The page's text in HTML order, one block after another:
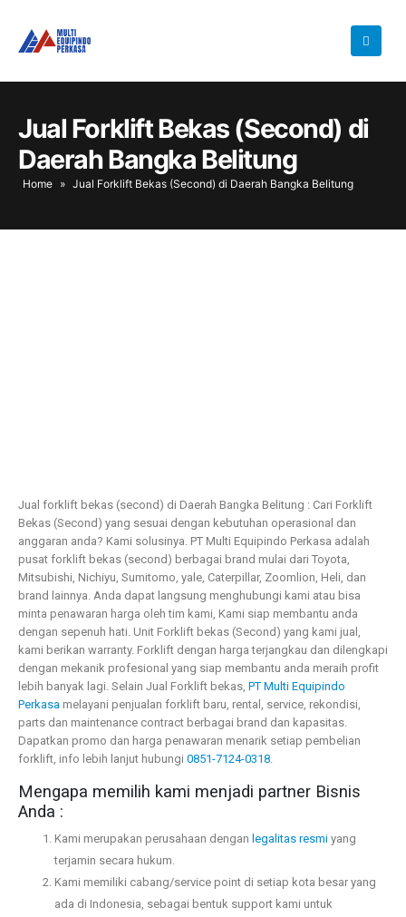
Jual Forklift Bekas (Second) di
Daerah Bangka Belitung
Home » Jual Forklift Bekas (Second) di Daerah Bangka Belitung
Jual forklift bekas (second) di Daerah Bangka Belitung : Cari Forklift
Bekas (Second) yang sesuai dengan kebutuhan operasional dan
anggaran anda? Kami solusinya. PT Multi Equipindo Perkasa adalah
pusat forklift bekas (second) berbagai brand mulai dari Toyota,
Mitsubishi, Nichiyu, Sumitomo, yale, Caterpillar, Zoomlion, Heli, dan
brand lainnya. Anda dapat langsung menghubungi kami atau bisa
minta penawaran harga oleh tim kami, Kami siap membantu anda
dengan sepenuh hati. Unit Forklift bekas (Second) yang kami jual,
kami berikan warranty. Forklift dengan harga terjangkau dan dilengkapi
dengan mekanik profesional yang siap membantu anda meraih profit
lebih banyak lagi. Selain Jual Forklift bekas, PT Multi Equipindo
Perkasa melayani penjualan forklift baru, rental, service, rekondisi,
parts dan maintenance contract berbagai brand dan kapasitas.
Dapatkan promo dan harga penawaran menarik setiap pembelian
forklift, info lebih lanjut hubungi 0851-7124-0318
Mengapa memilih kami menjadi partner Bisnis
Anda :
Kami merupakan perusahaan dengan legalitas resmi yang
terjamin secara hukum.
Kami memiliki cabang/service point di setiap kota besar yang
ada di Indonesia, sebagai bentuk support kami untuk